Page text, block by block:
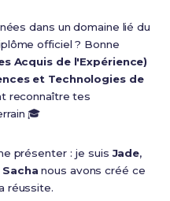
dans un domaine lié du
officiel ? Bonne
Acquis de l'Expérience)
et Technologies de
reconnaître tes
🎓
présenter : je suisJade,
Sacha nous avons créé ce
réussite.